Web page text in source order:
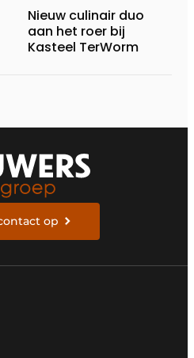
Nieuw culinair duo
aan het roer bij
Kasteel TerWorm
op